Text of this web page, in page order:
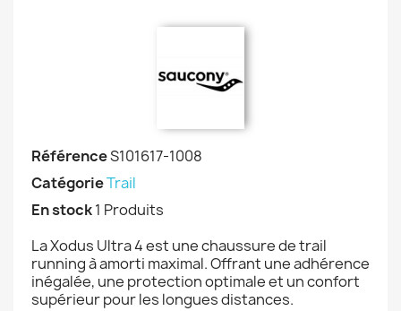
RéférenceS101617-1008
CatégorieTrail
En stock1 Produits
La Xodus Ultra 4 est une chaussure de trail
running à amorti maximal. Offrant une adhérence
inégalée, une protection optimale et un confort
supérieur pour les longues distances.